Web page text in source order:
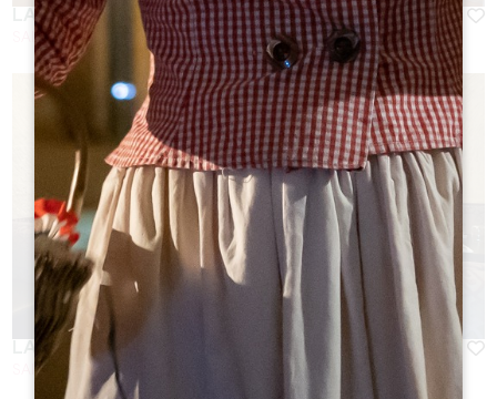
LA TABLE DE PAVIE **
SAINT-EMILION
LARD & BOUCHON
SAINT-EMILION